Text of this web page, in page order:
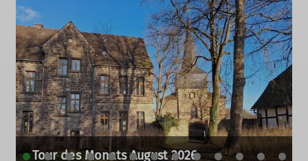
Tour des Monats August 2026